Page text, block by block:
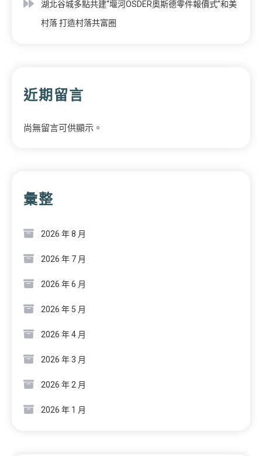
湖北谷城多點共建“堰河OSDER奧斯德零件報價式”和美
村落 打造村落共富圈
近期留言
尚無留言可供顯示。
彙整
2026 年 8 月
2026 年 7 月
2026 年 6 月
2026 年 5 月
2026 年 4 月
2026 年 3 月
2026 年 2 月
2026 年 1 月